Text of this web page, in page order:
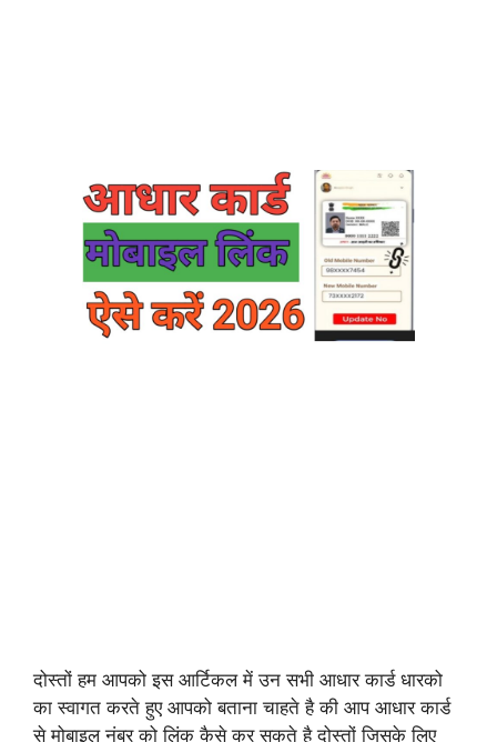
दोस्तों हम आपको इस आर्टिकल में उन सभी आधार कार्ड धारको
का स्वागत करते हुए आपको बताना चाहते है की आप आधार कार्ड
से मोबाइल नंबर को लिंक कैसे कर सकते है दोस्तों जिसके लिए